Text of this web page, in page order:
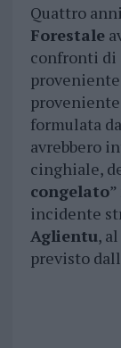
Quattro
Forestale
confronti di
proveniente
proveniente
formulata
avrebbero
cinghiale,
congelato
incidente
Aglientu,
previsto